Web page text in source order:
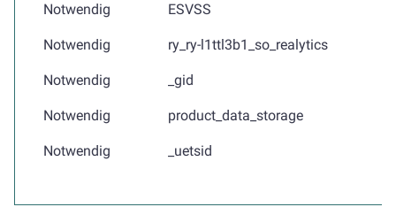
Notwendig ESVSS
Notwendig ry_ry-l1ttl3b1_so_realytics
Notwendig _gid
Notwendig product_data_storage
Notwendig _uetsid